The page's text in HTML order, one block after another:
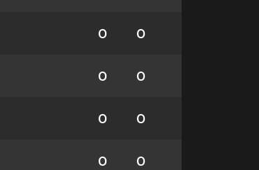
0 0
0 0
0 0
0 0